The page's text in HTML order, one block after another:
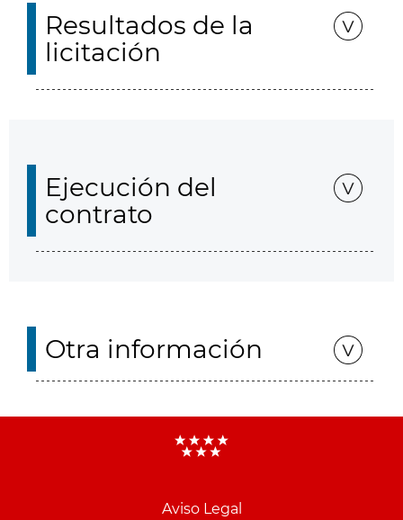
Resultados de la
licitación
Ejecución del
contrato
Otra información
Aviso Legal